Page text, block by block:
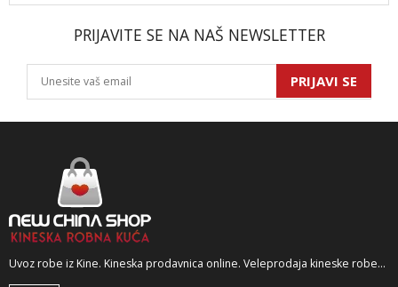
PRIJAVITE SE NA NAŠ NEWSLETTER
PRIJAVI SE
Uvoz robe iz Kine. Kineska prodavnica online. Veleprodaja kineske robe...